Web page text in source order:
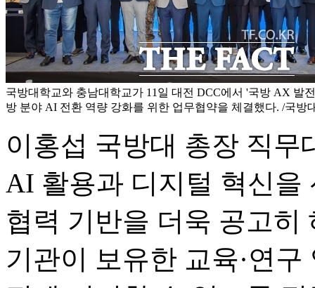
국방대학교와 충남대학교가 11일 대전 DCC에서 '국방 AX 발
방 분야 AI 전환 역량 강화를 위한 업무협약을 체결했다. /국방
이홍섭 국방대 총장 직
AI 활용과 디지털 혁신을
협력 기반을 더욱 공고
기관이 보유한 교육·연